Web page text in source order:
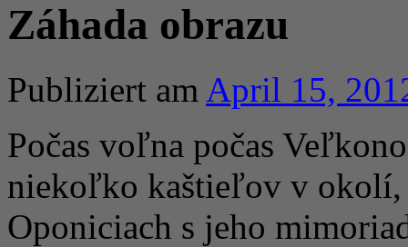
Záhada obrazu
Publiziert am April 15,
Počas voľna počas
niekoľko kaštieľov v
Oponiciach s jeho